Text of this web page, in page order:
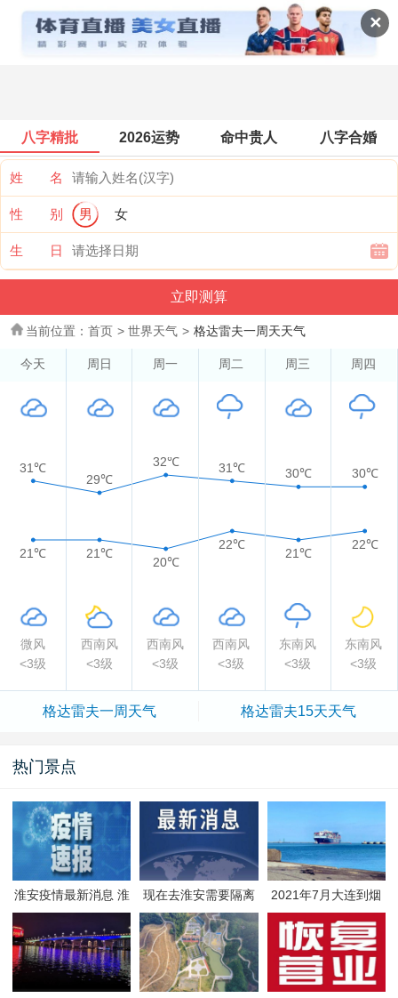
✕
世界天气
八字精批 2026运势 命中贵人 八字合婚
姓 名
性 别 男 女
生 日
当前位置： 首页 > 世界天气 > 格达雷夫一周天天气
今天 周日 周一 周二 周三 周四
31℃
29℃
32℃ 31℃ 30℃ 30℃
21℃ 21℃
20℃
22℃
21℃
22℃
微风 西南风 西南风 西南风 东南风
东南风
<3级
<3级 <3级 <3级 <3级 <3级
格达雷夫一周天气 格达雷夫15天天气
热门景点
淮安疫情最新消息 淮
安疫情防控政策
现在去淮安需要隔离
吗 淮安最新隔离政策
2021年7月大连到烟
台航线因台风停航